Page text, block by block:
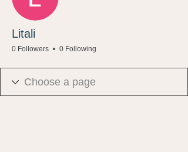
Litali
0 Followers 0 Following